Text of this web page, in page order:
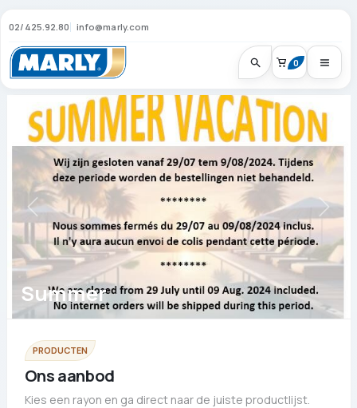
02/425.92.80 info@marly.com
0
Summer
PRODUCTEN
Ons aanbod
Kies een rayon en ga direct naar de juiste productlijst.